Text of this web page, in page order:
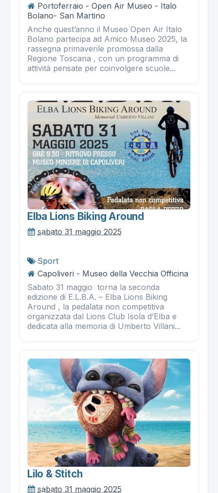
Portoferraio - Open Air Museo - Italo
Bolano- San Martino
Anche quest’anno il Museo Open Air Italo
Bolano partecipa ad Amico Museo 2025, la
rassegna primaverile promossa dalla
Regione Toscana , con un programma di
attività pensate per coinvolgere scuole...
Elba Lions Biking Around
sabato 31 maggio 2025
Sport
Capoliveri - Museo della Vecchia Officina
Sabato 31 maggio torna la seconda
edizione di E.L.B.A. – Elba Lions Biking
Around , la pedalata non competitiva
organizzata dal Lions Club Isola d’Elba e
dedicata alla memoria di Umberto Villani...
Lilo & Stitch
sabato 31 maggio 2025